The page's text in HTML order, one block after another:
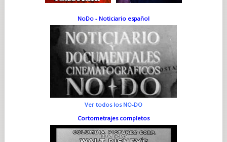
NoDo - Noticiario español
Ver todos los NO-DO
Cortometrajes completos